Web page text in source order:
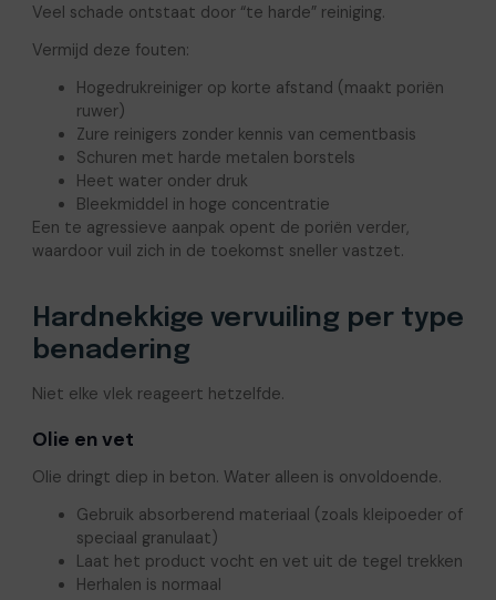
Veel schade ontstaat door “te harde” reiniging.
Vermijd deze fouten:
Hogedrukreiniger op korte afstand (maakt poriën
ruwer)
Zure reinigers zonder kennis van cementbasis
Schuren met harde metalen borstels
Heet water onder druk
Bleekmiddel in hoge concentratie
Een te agressieve aanpak opent de poriën verder,
waardoor vuil zich in de toekomst sneller vastzet.
Hardnekkige vervuiling per type
benadering
Niet elke vlek reageert hetzelfde.
Olie en vet
Olie dringt diep in beton. Water alleen is onvoldoende.
Gebruik absorberend materiaal (zoals kleipoeder of
speciaal granulaat)
Laat het product vocht en vet uit de tegel trekken
Herhalen is normaal